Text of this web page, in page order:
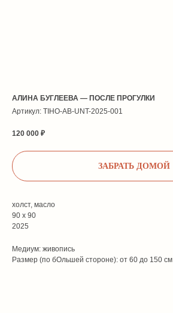
АЛИНА БУГЛЕЕВА — ПОСЛЕ ПРОГУЛКИ
Артикул: TIHO-AB-UNT-2025-001
120 000 ₽
ЗАБРАТЬ ДОМОЙ
холст, масло
90 х 90
2025
Медиум: живопись
Размер (по бОльшей стороне): от 60 до 150 см